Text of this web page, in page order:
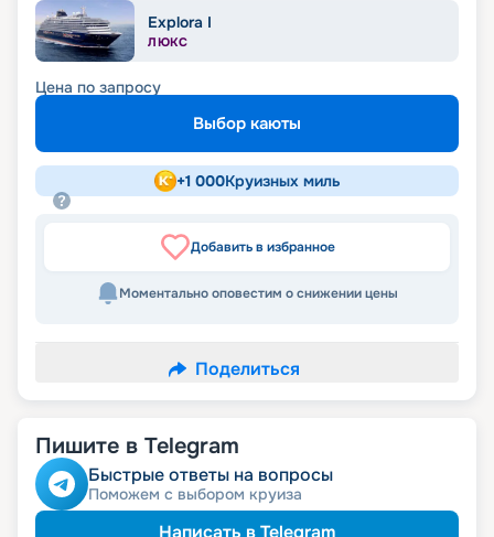
Explora I
ЛЮКС
Цена по запросу
Выбор каюты
+1 000Круизных миль
Добавить в избранное
Моментально оповестим о снижении цены
Поделиться
Пишите в Telegram
Быстрые ответы на вопросы
Поможем с выбором круиза
Написать в Telegram